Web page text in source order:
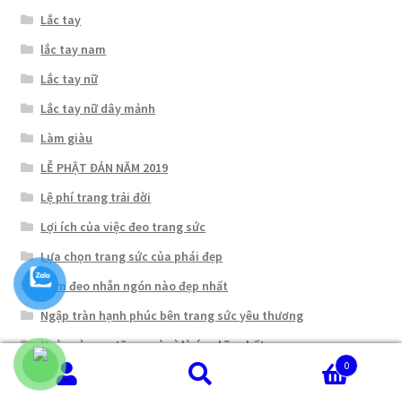
Lắc tay
lắc tay nam
Lắc tay nữ
Lắc tay nữ dây mảnh
Làm giàu
LỄ PHẬT ĐẢN NĂM 2019
Lệ phí trang trải đời
Lợi ích của việc đeo trang sức
Lựa chọn trang sức của phái đẹp
Nam đeo nhẫn ngón nào đẹp nhất
Ngập tràn hạnh phúc bên trang sức yêu thương
Ngày của mẹ tặng quà gì là ý nghĩa nhất
Nhẫn đầu rồng
Tìm
Tìm
0